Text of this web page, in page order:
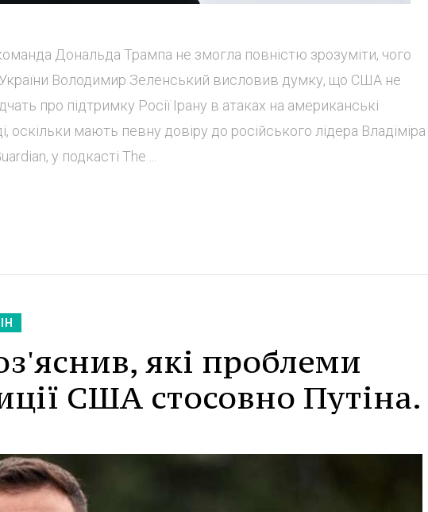
Дональда Трампа не змогла повністю зрозуміти, чого
Володимир Зеленський висловив думку, що США не
про підтримку Росії Ірану в атаках на американські
оскільки мають певну довіру до російського лідера Владіміра
у подкасті The ...
які проблеми
США стосовно Путіна.